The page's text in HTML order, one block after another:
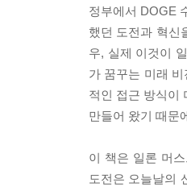
정부에서 DOGE
했던 도전과 혁신
우, 실제 이것이
가 꿈꾸는 미래
적인 접근 방식이
만들어 왔기 때문
이 책은 일론 머
도전은 오늘날의